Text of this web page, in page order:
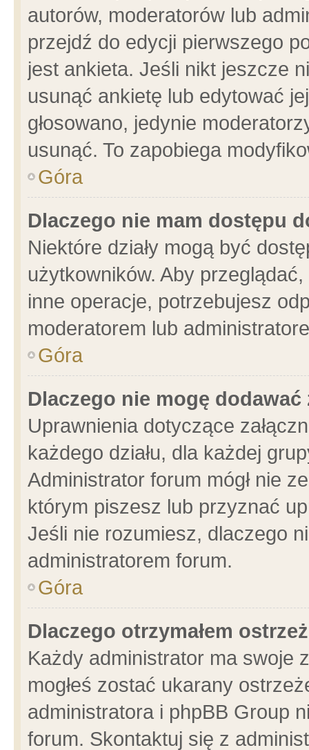
autorów, moderatorów lub
przejdź do edycji pierwszego
jest ankieta. Jeśli nikt jeszcze
usunąć ankietę lub edytować
głosowano, jedynie
usunąć. To zapobiega
Góra
Dlaczego nie mam dostępu
Niektóre działy mogą być
użytkowników. Aby
inne operacje, potrzebujesz
moderatorem lub
Góra
Dlaczego nie mogę dodawać
Uprawnienia dotyczące
każdego działu, dla każdej
Administrator forum mógł nie
którym piszesz lub przyznać
Jeśli nie rozumiesz, dlaczego
administratorem forum.
Góra
Dlaczego otrzymałem
Każdy administrator ma swoje
mogłeś zostać ukarany
administratora i phpBB Group
forum. Skontaktuj się z